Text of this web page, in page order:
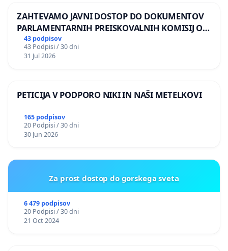
13. Borut Marolt, ravnatelj
16. Tone Koler, upokojenec
17. Urška Comino, samozaposlena v kulturi
20. Dr. Mitja Reichenberg, skladatelj in predavatelj
21. Maja Nagode Ambrožič, učiteljica in aktivistka
ZAHTEVAMO JAVNI DOSTOP DO DOKUMENTOV
PARLAMENTARNIH PREISKOVALNIH KOMISIJ O
ILEGALNI TRGOVINI Z OROŽJEM
43 podpisov
43 Podpisi / 30 dni
31 Jul 2026
PETICIJA V PODPORO NIKI IN NAŠI METELKOVI
165 podpisov
20 Podpisi / 30 dni
30 Jun 2026
Za prost dostop do gorskega sveta
6 479 podpisov
20 Podpisi / 30 dni
21 Oct 2024